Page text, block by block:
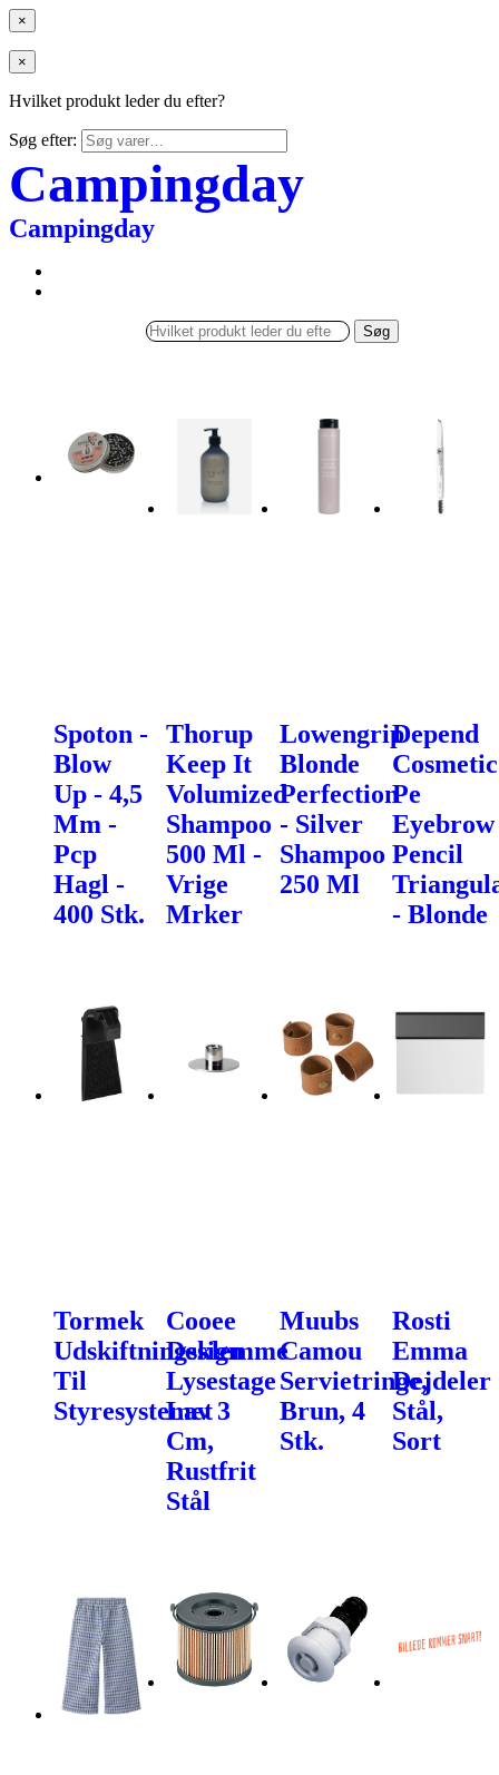
×
×
Hvilket produkt leder du efter?
Søg efter:
Campingday
Campingday
Søg
Spoton -
Blow
Up - 4,5
Mm -
Pcp
Hagl -
400 Stk.
Thorup
Keep It
Volumized
Shampoo
500 Ml -
Vrige
Mrker
Lowengrip
Blonde
Perfection
- Silver
Shampoo
250 Ml
Depend
Cosmetic
Pe
Eyebrow
Pencil
- Blonde
Tormek
Udskiftningsklemme
Til
Styresystemet
Cooee
Design
Lysestage
Lav 3
Cm,
Rustfrit
Stål
Muubs
Camou
Servietringe,
Brun, 4
Stk.
Rosti
Emma
Dejdeler
Stål,
Sort